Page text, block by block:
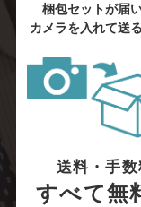
梱包セットが届
カメラを入れて送
送料・手
すべて無